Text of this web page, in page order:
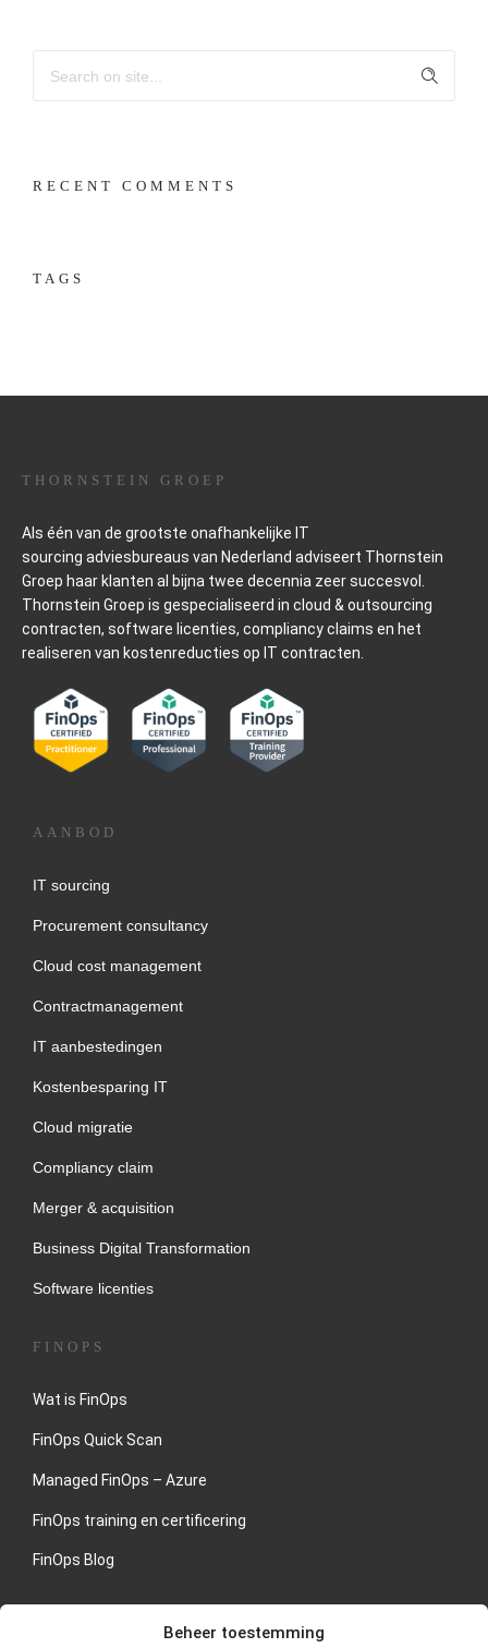
Beheer toestemming
RECENT COMMENTS
TAGS
THORNSTEIN GROEP
Als één van de grootste onafhankelijke IT
sourcing adviesbureaus van Nederland adviseert Thornstein
Groep haar klanten al bijna twee decennia zeer succesvol.
Thornstein Groep is gespecialiseerd in cloud & outsourcing
contracten, software licenties, compliancy claims en het
realiseren van kostenreducties op IT contracten.
AANBOD
IT sourcing
Procurement consultancy
Cloud cost management
Contractmanagement
IT aanbestedingen
Kostenbesparing IT
Cloud migratie
Compliancy claim
Merger & acquisition
Business Digital Transformation
Software licenties
FINOPS
Wat is FinOps
FinOps Quick Scan
Managed FinOps – Azure
FinOps training en certificering
FinOps Blog